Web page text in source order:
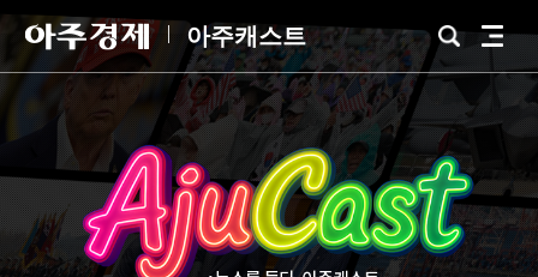
아
주
경
제
아주캐스트
검
색
전
체
메
뉴